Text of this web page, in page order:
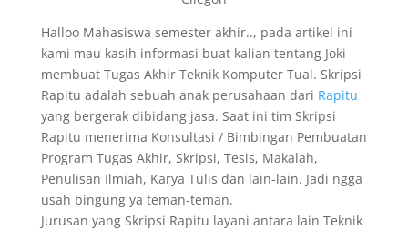
Halloo Mahasiswa semester akhir.., pada artikel ini
kami mau kasih informasi buat kalian tentang Joki
membuat Tugas Akhir Teknik Komputer Tual. Skripsi
Rapitu adalah sebuah anak perusahaan dari Rapitu
yang bergerak dibidang jasa. Saat ini tim Skripsi
Rapitu menerima Konsultasi / Bimbingan Pembuatan
Program Tugas Akhir, Skripsi, Tesis, Makalah,
Penulisan Ilmiah, Karya Tulis dan lain-lain. Jadi ngga
usah bingung ya teman-teman.
Jurusan yang Skripsi Rapitu layani antara lain Teknik